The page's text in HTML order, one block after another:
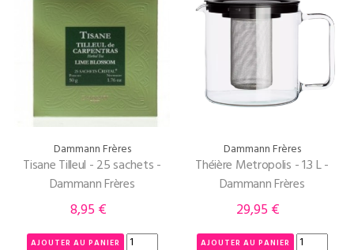
Dammann Frères
Tisane Tilleul - 25 sachets -
Dammann Frères
Prix
8,95 €
AJOUTER AU PANIER
Dammann Frères
Théière Metropolis - 1.3 L -
Dammann Frères
Prix
29,95 €
AJOUTER AU PANIER